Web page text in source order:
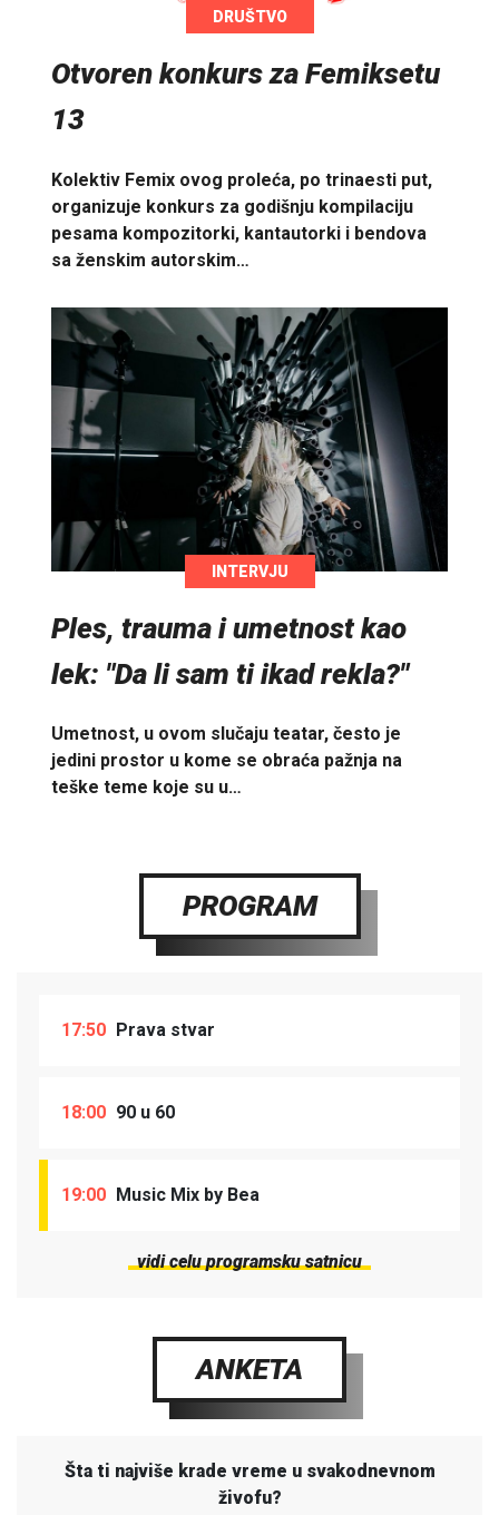
DRUŠTVO
Otvoren konkurs za Femiksetu
13
Kolektiv Femix ovog proleća, po trinaesti put,
organizuje konkurs za godišnju kompilaciju
pesama kompozitorki, kantautorki i bendova
sa ženskim autorskim…
INTERVJU
Ples, trauma i umetnost kao
lek: "Da li sam ti ikad rekla?"
Umetnost, u ovom slučaju teatar, često je
jedini prostor u kome se obraća pažnja na
teške teme koje su u…
PROGRAM
17:50 Prava stvar
18:00 90 u 60
19:00 Music Mix by Bea
vidi celu programsku satnicu
ANKETA
Šta ti najviše krade vreme u svakodnevnom
živofu?